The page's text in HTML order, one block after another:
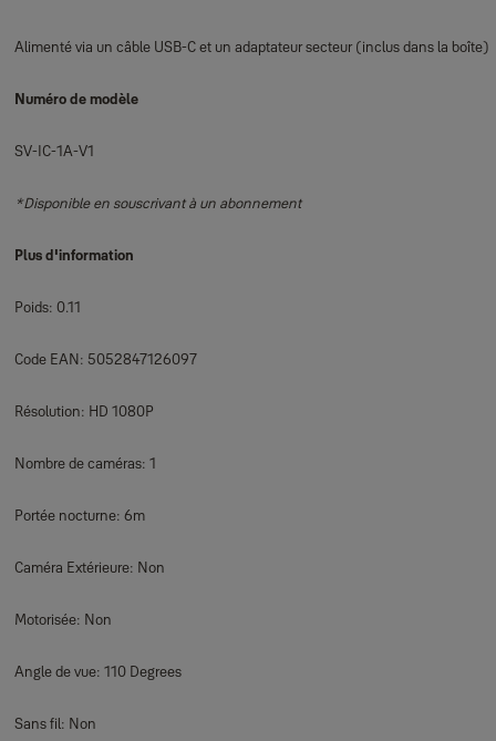
Alimenté via un câble USB-C et un adaptateur secteur (inclus dans la boîte)
Numéro de modèle
SV-IC-1A-V1
*Disponible en souscrivant à un abonnement
Plus d'information
Poids: 0.11
Code EAN: 5052847126097
Résolution: HD 1080P
Nombre de caméras: 1
Portée nocturne: 6m
Caméra Extérieure: Non
Motorisée: Non
Angle de vue: 110 Degrees
Sans fil: Non